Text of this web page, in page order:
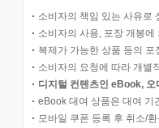
소비자의 책임 있는 사유로
소비자의 사용, 포장 개봉
복제가 가능한 상품 등의
소비자의 요청에 따라 개별
디지털 컨텐츠인 eBook,
eBook 대여 상품은 대여 기
모바일 쿠폰 등록 후 취소/